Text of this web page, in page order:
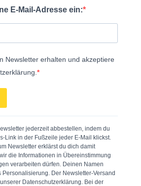
E-Mail-Adresse ein:
Newsletter erhalten und akzeptiere
jederzeit abbestellen, indem du
Link in der Fußzeile jeder E-Mail klickst.
Newsletter erklärst du dich damit
die Informationen in Übereinstimmung
verarbeiten dürfen. Deinen Namen
Der Newsletter-Versand
Datenschutzerklärung. Bei der